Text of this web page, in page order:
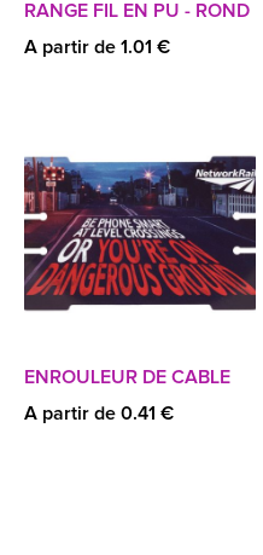
RANGE FIL EN PU - ROND
A partir de 1.01 €
ENROULEUR DE CABLE
A partir de 0.41 €